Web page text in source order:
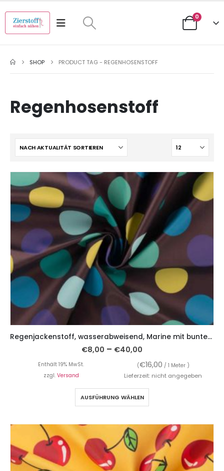
0
SHOP PRODUCT TAG - REGENHOSENSTOFF
Regenhosenstoff
Regenjackenstoff, wasserabweisend, Marine mit bunten Punkten
€8,00 – €40,00
Enthält 19% MwSt. (€16,00 / 1 Meter )
zzgl. Versand Lieferzeit: nicht angegeben
AUSFÜHRUNG WÄHLEN